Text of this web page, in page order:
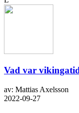
Vad var
av: Mattias Axelsson
2022-09-27